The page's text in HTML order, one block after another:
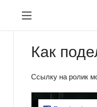
Как
Ссылку на ролик